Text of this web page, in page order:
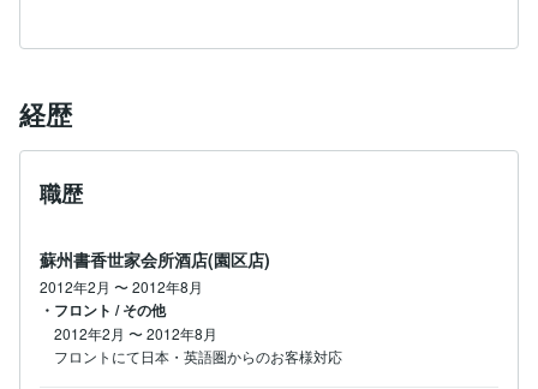
経歴
職歴
蘇州書香世家会所酒店(園区店)
2012年2月 〜2012年8月
・フロント / その他
2012年2月 〜2012年8月
フロントにて日本・英語圏からのお客様対応